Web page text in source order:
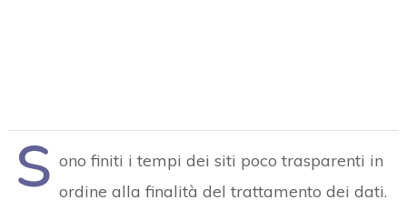
S ono finiti i tempi dei siti poco trasparenti in
ordine alla finalità del trattamento dei dati.